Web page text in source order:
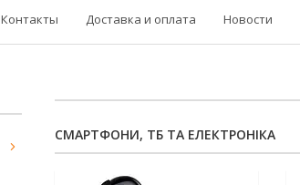
Контакты Доставка и оплата Новости
СМАРТФОНИ, ТБ ТА ЕЛЕКТРОНІКА